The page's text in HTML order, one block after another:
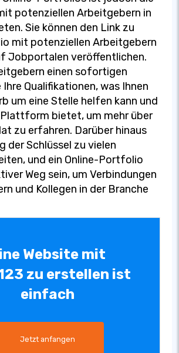
potenziellen Arbeitgebern in
Sie können den Link zu
mit potenziellen Arbeitgebern
Jobportalen veröffentlichen.
einen sofortigen
Ihre Qualifikationen, was Ihnen
um eine Stelle helfen kann und
bietet, um mehr über
zu erfahren. Darüber hinaus
der Schlüssel zu vielen
und ein Online-Portfolio
Weg sein, um Verbindungen
und Kollegen in der Branche
Website mit
zu erstellen ist
einfach
Jetzt anfangen